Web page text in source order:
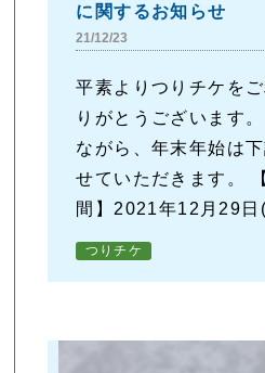
に関するお知らせ
21/12/23
平素よりつりチケを
りがとうございます
ながら、年末年始は
せていただきます。
間】2021年12月29日
つりチケ